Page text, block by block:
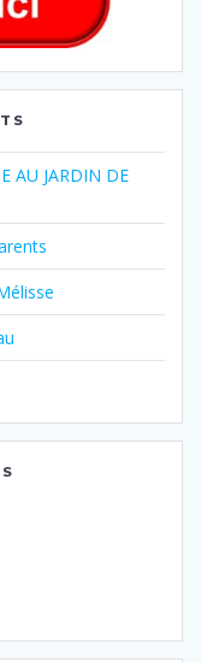
AU JARDIN DE